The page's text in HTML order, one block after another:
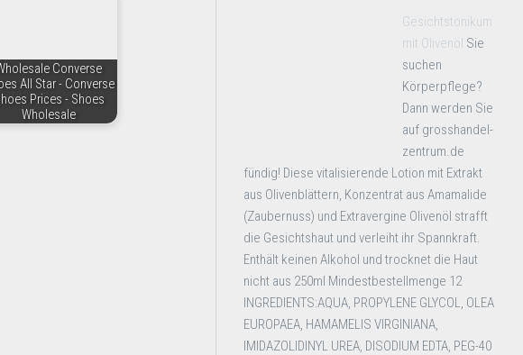
Converse
All Star - Converse
Prices - Shoes
Wholesale
Gesichtstonikum
mit Olivenöl Sie
suchen
Körperpflege?
Dann werden Sie
auf grosshandel-
zentrum.de
fündig! Diese vitalisierende Lotion mit Extrakt
aus Olivenblättern, Konzentrat aus Amamalide
(Zaubernuss) und Extravergine Olivenöl strafft
die Gesichtshaut und verleiht ihr Spannkraft.
Enthält keinen Alkohol und trocknet die Haut
nicht aus 250ml Mindestbestellmenge 12
INGREDIENTS:AQUA, PROPYLENE GLYCOL, OLEA
EUROPAEA, HAMAMELIS VIRGINIANA,
IMIDAZOLIDINYL UREA, DISODIUM EDTA, PEG-40